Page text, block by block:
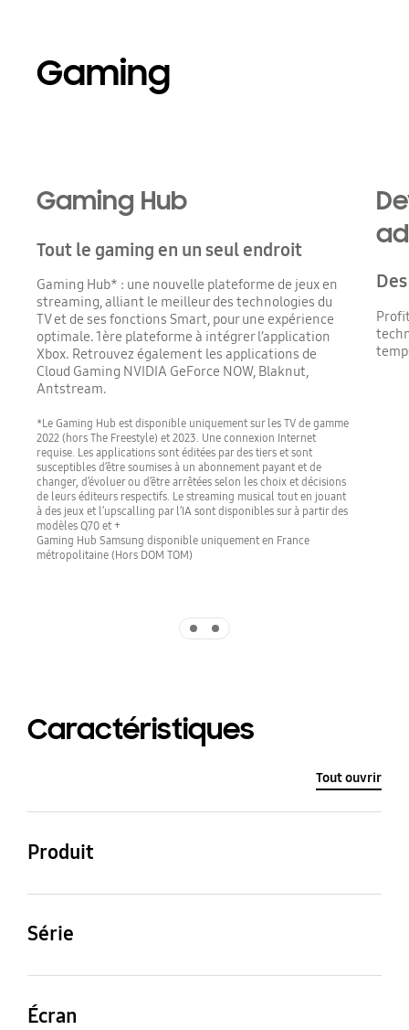
Gaming
Gaming Hub
Tout le gaming en un seul endroit
Gaming Hub* : une nouvelle plateforme de jeux en
streaming, alliant le meilleur des technologies du
TV et de ses fonctions Smart, pour une expérience
optimale. 1ère plateforme à intégrer l’application
Xbox. Retrouvez également les applications de
Cloud Gaming NVIDIA GeForce NOW, Blaknut,
Antstream.
*Le Gaming Hub est disponible uniquement sur les TV de gamme
2022 (hors The Freestyle) et 2023. Une connexion Internet
requise. Les applications sont éditées par des tiers et sont
susceptibles d’être soumises à un abonnement payant et de
changer, d’évoluer ou d’être arrêtées selon les choix et décisions
de leurs éditeurs respectifs. Le streaming musical tout en jouant
à des jeux et l’upscalling par l’IA sont disponibles sur à partir des
modèles Q70 et +
Gaming Hub Samsung disponible uniquement en France
métropolitaine (Hors DOM TOM)
Caractéristiques
Tout ouvrir
Produit
QLED
Série
6
Écran